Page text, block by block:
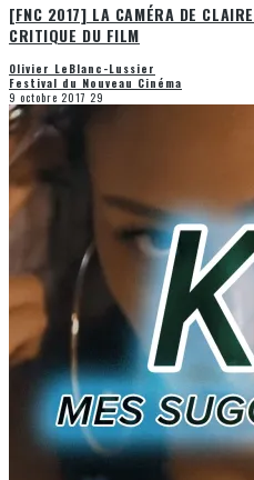
[FNC 2017] LA CAMÉRA DE
CRITIQUE DU FILM
Olivier LeBlanc-Lussier
Festival du Nouveau Cinéma
9 octobre 2017 29